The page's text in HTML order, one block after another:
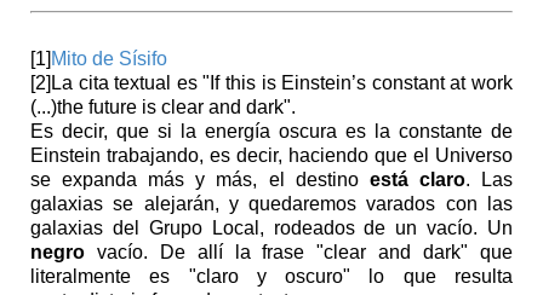
[1] Mito de Sísifo
[2]La cita textual es "If this is Einstein’s constant at work
(...)the future is clear and dark".
Es decir, que si la energía oscura es la constante de
Einstein trabajando, es decir, haciendo que el Universo
se expanda más y más, el destino está claro. Las
galaxias se alejarán, y quedaremos varados con las
galaxias del Grupo Local, rodeados de un vacío. Un
negro vacío. De allí la frase "clear and dark" que
literalmente es "claro y oscuro" lo que resulta